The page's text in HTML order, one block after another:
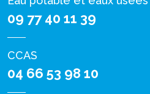
09 77 40 11 39
CCAS
04 66 53 98 10